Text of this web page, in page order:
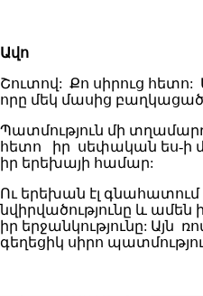
Ավո
Շուտով: Քո սիրուց հետո:
որը մեկ մասից բաղկացած
Պատմություն մի
հետո իր սեփական ես-ի
իր երեխայի համար:
Ու երեխան էլ գնահատում
նվիրվածությունը և ամեն
իր երջանկությունը: Այն
գեղեցիկ սիրո